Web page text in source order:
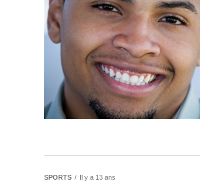
SPORTS Il y a 13 ans